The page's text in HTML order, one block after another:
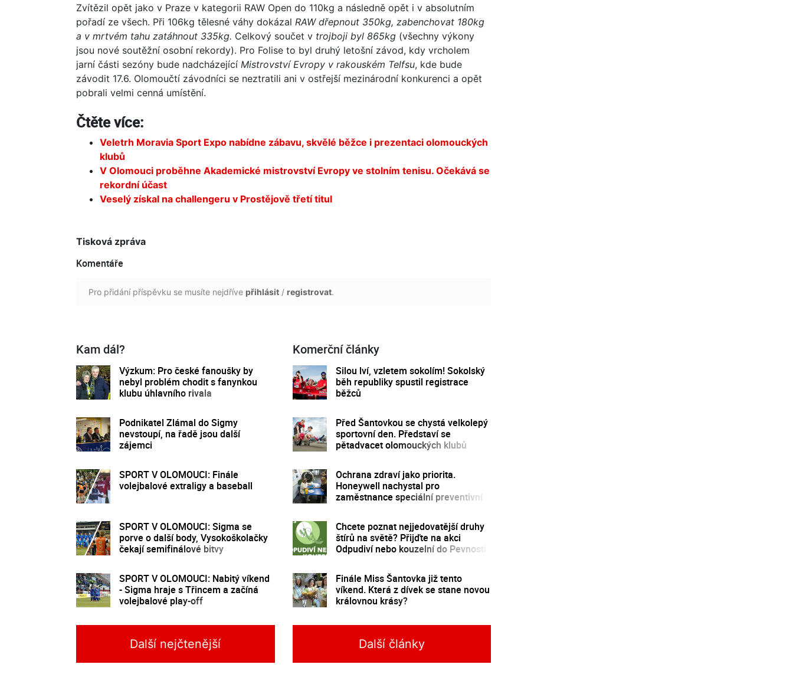
Zvítězil opět jako v Praze v kategorii RAW Open do 110kg a následně opět i v absolutním
pořadí ze všech. Při 106kg tělesné váhy dokázal RAW dřepnout 350kg, zabenchovat 180kg
a v mrtvém tahu zatáhnout 335kg. Celkový součet v trojboji byl 865kg (všechny výkony
jsou nové soutěžní osobní rekordy). Pro Folise to byl druhý letošní závod, kdy vrcholem
jarní části sezóny bude nadcházející Mistrovství Evropy v rakouském Telfsu, kde bude
závodit 17.6. Olomoučtí závodníci se neztratili ani v ostřejší mezinárodní konkurenci a opět
pobrali velmi cenná umístění.
Čtěte více:
Veletrh Moravia Sport Expo nabídne zábavu, skvělé běžce i prezentaci olomouckých
klubů
V Olomouci proběhne Akademické mistrovství Evropy ve stolním tenisu. Očekává se
rekordní účast
Veselý získal na challengeru v Prostějově třetí titul
Tisková zpráva
Komentáře
Pro přidání příspěvku se musíte nejdříve přihlásit / registrovat.
Kam dál?
Výzkum: Pro české fanoušky by
nebyl problém chodit s fanynkou
klubu úhlavního rivala
Podnikatel Zlámal do Sigmy
nevstoupí, na řadě jsou další
zájemci
SPORT V OLOMOUCI: Finále
volejbalové extraligy a baseball
SPORT V OLOMOUCI: Sigma se
porve o další body, Vysokoškolačky
čekají semifinálové bitvy
SPORT V OLOMOUCI: Nabitý víkend
- Sigma hraje s Třincem a začíná
volejbalové play-off
Komerční články
Silou lví, vzletem sokolím! Sokolský
běh republiky spustil registrace
běžců
Před Šantovkou se chystá velkolepý
sportovní den. Představí se
pětadvacet olomouckých klubů
Ochrana zdraví jako priorita.
Honeywell nachystal pro
zaměstnance speciální preventivní
Chcete poznat nejjedovatější druhy
štírů na světě? Přijďte na akci
Odpudiví nebo kouzelní do Pevnosti
Finále Miss Šantovka již tento
víkend. Která z dívek se stane novou
královnou krásy?
Další nejčtenější Další články